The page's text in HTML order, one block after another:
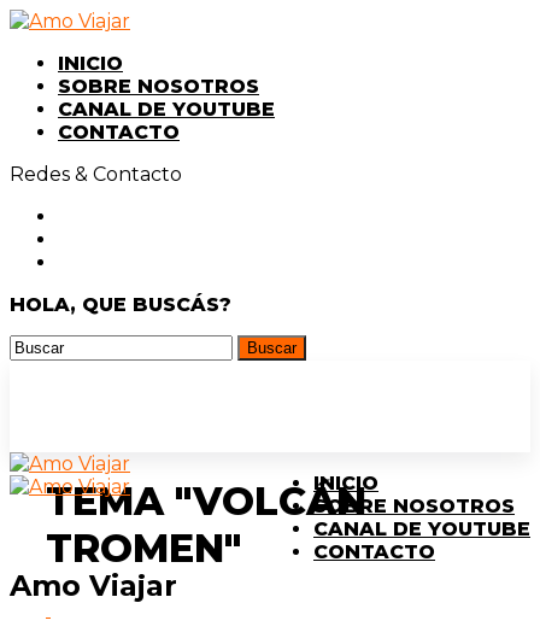
INICIO
SOBRE NOSOTROS
CANAL DE YOUTUBE
CONTACTO
Redes & Contacto
HOLA, QUE BUSCÁS?
Amo Viajar
INICIO
SOBRE NOSOTROS
CANAL DE YOUTUBE
CONTACTO
TEMA "VOLCÁN
TROMEN"